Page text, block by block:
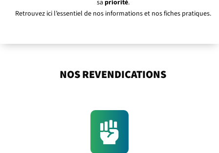
sa priorité.
Retrouvez ici l’essentiel de nos informations et nos fiches pratiques.
NOS REVENDICATIONS
